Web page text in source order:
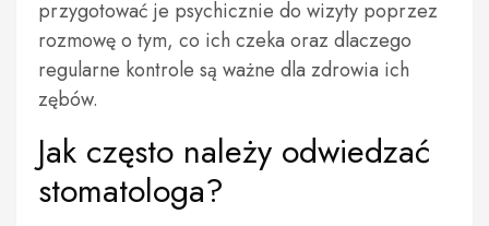
przygotować je psychicznie do wizyty poprzez
rozmowę o tym, co ich czeka oraz dlaczego
regularne kontrole są ważne dla zdrowia ich
zębów.
Jak często należy odwiedzać
stomatologa?